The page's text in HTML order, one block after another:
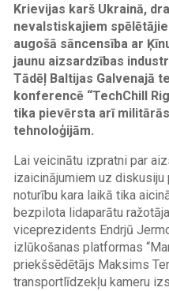
Krievijas karš Ukrainā,
nevalstiskajiem
augošā sāncensība ar
jaunu aizsardzības
Tādēļ Baltijas Galvenajā
konferencē “TechChill
tika pievērsta arī
tehnoloģijām.
Lai veicinātu izpratni par
izaicinājumiem uz diskusiju
noturību kara laikā tika
bezpilota lidaparātu
viceprezidents Endrjū
izlūkošanas platformas
priekšsēdētājs Maksims
transportlīdzekļu kameru